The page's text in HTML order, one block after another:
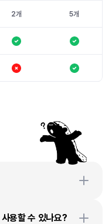
2개 5개
용할 수 있나요?